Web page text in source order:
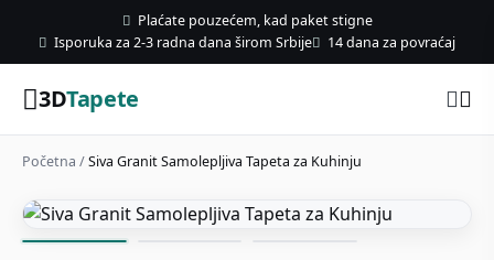
Plaćate pouzećem, kad paket stigne
Isporuka za 2-3 radna dana širom Srbije
14 dana za povraćaj
3DTapete
Početna /Siva Granit Samolepljiva Tapeta za Kuhinju